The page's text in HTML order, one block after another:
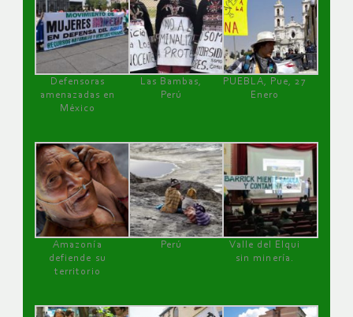
Defensoras
amenazadas en
México
Las Bambas,
Perú
PUEBLA, Pue, 27
Enero
Amazonía
defiende su
territorio
Perú
Valle del Elqui
sin minería.